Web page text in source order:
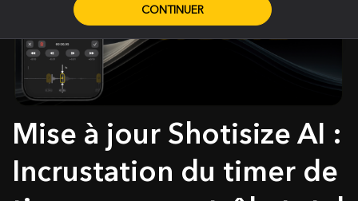
CONTINUER
Mise à jour Shotisize AI :
Incrustation du timer de